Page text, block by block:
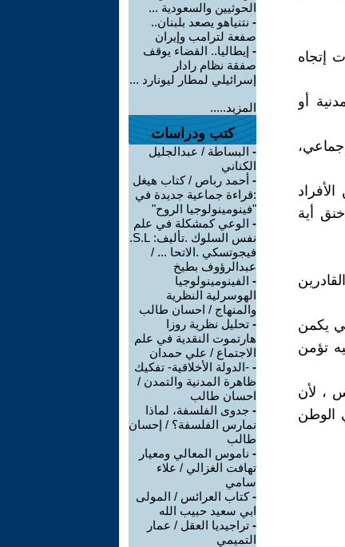
إتجاه
أو
خنق أية
يكمن
تؤمن
، لأن
الوطن
الحوثيين والسعودية ...
- نتنياهو يصعد بلبنان..
صفعة لترامب وإيران
- إيطاليا.. القضاء يوقف
صفقة نظام رادار
إسرائيلي لمطار ليونارد ...
المزيد.....
كتب ودراسات
- البساطة / عبدالجليل
الكناني
- أحمد رباص / كتاب هيغل
:قراءة جماعية جديدة في
"فينومينولوجيا الروح"
- الوعي كمشكلة في علم
نفس السلوك .تأليف: S.L.
فيجوتسكي .الاتحا ... /
عبدالرؤوف بطيخ
- الفينومينولوجيا
الهوسرلية النظرية
والمنهاج / احسان طالب
- تحليل نظرية روزا
هارتموت النقدية في علم
الاجتماع / علي حمدان
- -الدولة الأخلاقية- تفكيك
ظاهرة المدنية والتمدن /
احسان طالب
- جدوى الفلسفة، لماذا
نمارس الفلسفة؟ / إحسان
طالب
- ناموس المعالي ومعيار
تهافت الغزالي / علاء
سامي
-كتاب العرائس / المولى
ابي سعيد حبيب الله
- تراجيديا العقل / عمار
التميمي